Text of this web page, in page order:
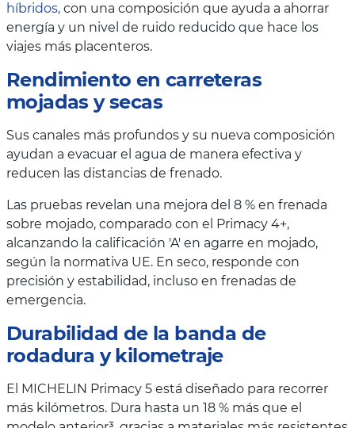
híbridos, con una composición que ayuda a ahorrar
energía y un nivel de ruido reducido que hace los
viajes más placenteros.
Rendimiento en carreteras
mojadas y secas
Sus canales más profundos y su nueva composición
ayudan a evacuar el agua de manera efectiva y
reducen las distancias de frenado.
Las pruebas revelan una mejora del 8 % en frenada
sobre mojado, comparado con el Primacy 4+,
alcanzando la calificación 'A' en agarre en mojado,
según la normativa UE. En seco, responde con
precisión y estabilidad, incluso en frenadas de
emergencia.
Durabilidad de la banda de
rodadura y kilometraje
El MICHELIN Primacy 5 está diseñado para recorrer
más kilómetros. Dura hasta un 18 % más que el